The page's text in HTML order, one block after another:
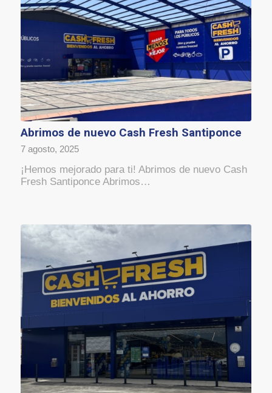
Abrimos de nuevo Cash Fresh Santiponce
7 agosto, 2025
¡Hemos mejorado para ti! Abrimos de nuevo Cash
Fresh Santiponce Abrimos…